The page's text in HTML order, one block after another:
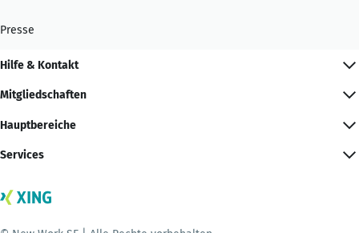
Presse
Hilfe & Kontakt
Mitgliedschaften
Hauptbereiche
Services